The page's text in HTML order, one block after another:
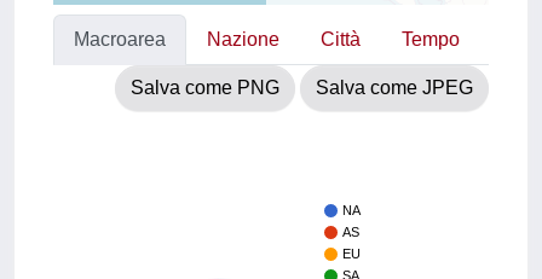
Macroarea Nazione Città Tempo
Salva come PNG Salva come JPEG
NA
AS
EU
SA